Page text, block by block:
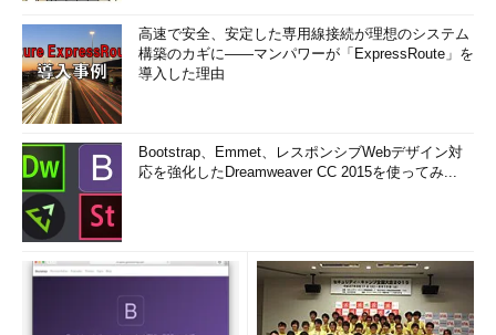
高速で安全、安定した専用線接続が理想のシステム
構築のカギに――マンパワーが「ExpressRoute」を
導入した理由
Bootstrap、Emmet、レスポンシブWebデザイン対
応を強化したDreamweaver CC 2015を使ってみ...